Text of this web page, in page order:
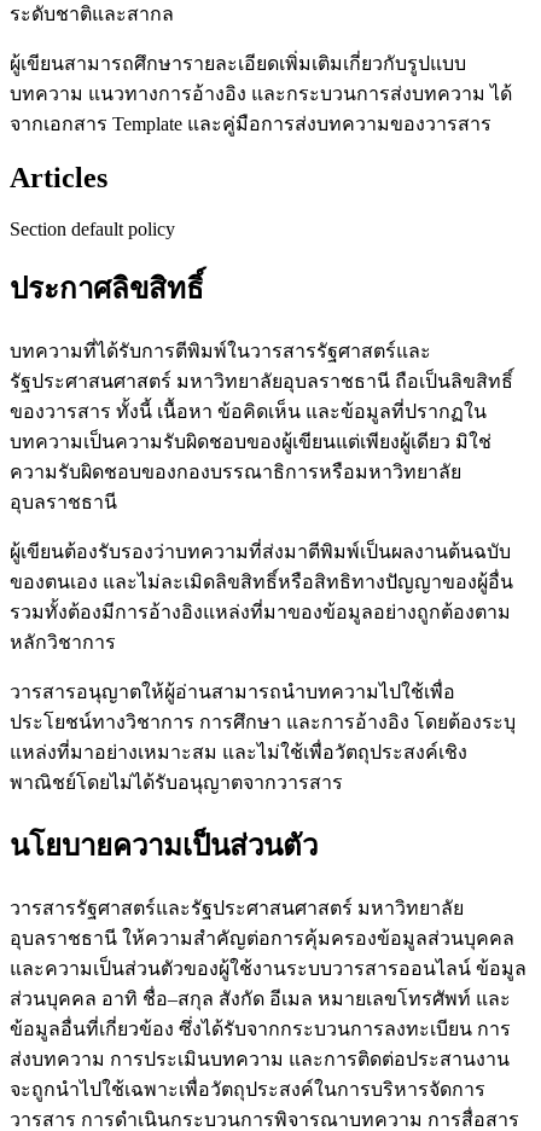
ระดับชาติและสากล
ผู้เขียนสามารถศึกษารายละเอียดเพิ่มเติมเกี่ยวกับรูปแบบ
บทความ แนวทางการอ้างอิง และกระบวนการส่งบทความ ได้
จากเอกสาร Template และคู่มือการส่งบทความของวารสาร
Articles
Section default policy
ประกาศลิขสิทธิ์
บทความที่ได้รับการตีพิมพ์ในวารสารรัฐศาสตร์และ
รัฐประศาสนศาสตร์ มหาวิทยาลัยอุบลราชธานี ถือเป็นลิขสิทธิ์
ของวารสาร ทั้งนี้ เนื้อหา ข้อคิดเห็น และข้อมูลที่ปรากฏใน
บทความเป็นความรับผิดชอบของผู้เขียนแต่เพียงผู้เดียว มิใช่
ความรับผิดชอบของกองบรรณาธิการหรือมหาวิทยาลัย
อุบลราชธานี
ผู้เขียนต้องรับรองว่าบทความที่ส่งมาตีพิมพ์เป็นผลงานต้นฉบับ
ของตนเอง และไม่ละเมิดลิขสิทธิ์หรือสิทธิทางปัญญาของผู้อื่น
รวมทั้งต้องมีการอ้างอิงแหล่งที่มาของข้อมูลอย่างถูกต้องตาม
หลักวิชาการ
วารสารอนุญาตให้ผู้อ่านสามารถนำบทความไปใช้เพื่อ
ประโยชน์ทางวิชาการ การศึกษา และการอ้างอิง โดยต้องระบุ
แหล่งที่มาอย่างเหมาะสม และไม่ใช้เพื่อวัตถุประสงค์เชิง
พาณิชย์โดยไม่ได้รับอนุญาตจากวารสาร
นโยบายความเป็นส่วนตัว
วารสารรัฐศาสตร์และรัฐประศาสนศาสตร์ มหาวิทยาลัย
อุบลราชธานี ให้ความสำคัญต่อการคุ้มครองข้อมูลส่วนบุคคล
และความเป็นส่วนตัวของผู้ใช้งานระบบวารสารออนไลน์ ข้อมูล
ส่วนบุคคล อาทิ ชื่อ–สกุล สังกัด อีเมล หมายเลขโทรศัพท์ และ
ข้อมูลอื่นที่เกี่ยวข้อง ซึ่งได้รับจากกระบวนการลงทะเบียน การ
ส่งบทความ การประเมินบทความ และการติดต่อประสานงาน
จะถูกนำไปใช้เฉพาะเพื่อวัตถุประสงค์ในการบริหารจัดการ
วารสาร การดำเนินกระบวนการพิจารณาบทความ การสื่อสาร